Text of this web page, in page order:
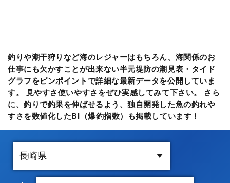
釣りや潮干狩りなど海のレジャーはもちろん、海関係のお
仕事にも欠かすことが出来ない半元堤防の潮見表・タイド
グラフをピンポイントで詳細な最新データを公開していま
す。 見やすさ使いやすさをぜひ実感してみて下さい。 さら
に、釣りで釣果を伸ばせるよう、独自開発した魚の釣れや
すさを数値化したBI（爆釣指数）も掲載しています！